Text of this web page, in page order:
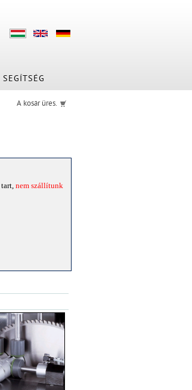
SEGÍTSÉG
A kosár üres.
tart, nem szállítunk